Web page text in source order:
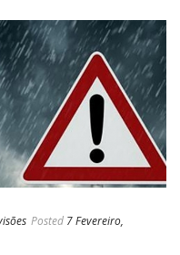
Posted 7 Fevereiro,